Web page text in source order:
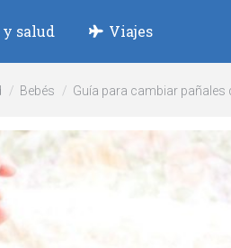
salud Viajes
Bebés Guía para cambiar pañales